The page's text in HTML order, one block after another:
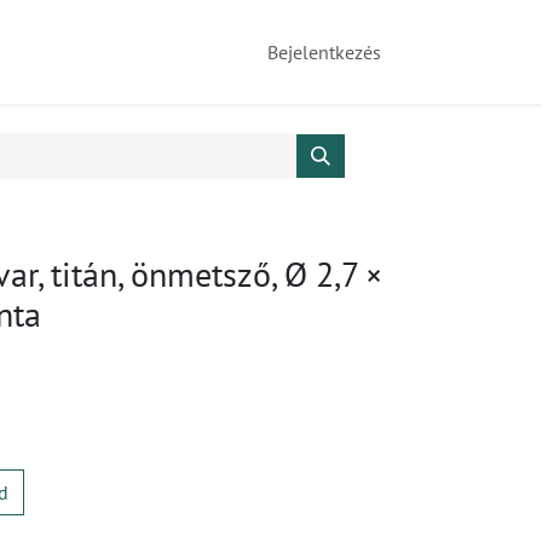
Bejelentkezés
titán, önmetsző, Ø 2,7 ×